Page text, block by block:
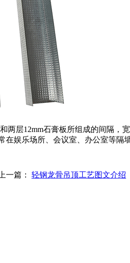
两层12mm石膏板所组成的间隔
在娱乐场所、会议室、办公室等
上一篇： 轻钢龙骨吊顶工艺图文介绍